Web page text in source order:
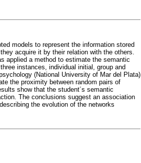
models to represent the information stored
acquire it by their relation with the others.
applied a method to estimate the semantic
instances, individual initial, group and
(National University of Mar del Plata)
the proximity between random pairs of
show that the student´s semantic
The conclusions suggest an association
the evolution of the networks